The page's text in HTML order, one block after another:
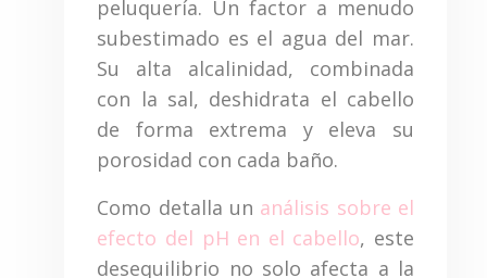
peluquería. Un factor a menudo
subestimado es el agua del mar.
Su alta alcalinidad, combinada
con la sal, deshidrata el cabello
de forma extrema y eleva su
porosidad con cada baño.
Como detalla un análisis sobre el
efecto del pH en el cabello, este
desequilibrio no solo afecta a la